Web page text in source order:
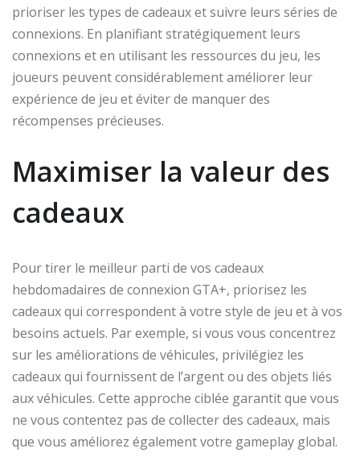
prioriser les types de cadeaux et suivre leurs séries de
connexions. En planifiant stratégiquement leurs
connexions et en utilisant les ressources du jeu, les
joueurs peuvent considérablement améliorer leur
expérience de jeu et éviter de manquer des
récompenses précieuses.
Maximiser la valeur des
cadeaux
Pour tirer le meilleur parti de vos cadeaux
hebdomadaires de connexion GTA+, priorisez les
cadeaux qui correspondent à votre style de jeu et à vos
besoins actuels. Par exemple, si vous vous concentrez
sur les améliorations de véhicules, privilégiez les
cadeaux qui fournissent de l’argent ou des objets liés
aux véhicules. Cette approche ciblée garantit que vous
ne vous contentez pas de collecter des cadeaux, mais
que vous améliorez également votre gameplay global.